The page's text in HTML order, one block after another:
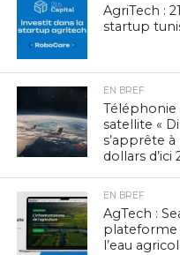
AgriTech :
startup
EN BREF
Téléphonie
satellite «
s’apprête
dollars d’ici
EN BREF
AgTech :
plateforme
l’eau